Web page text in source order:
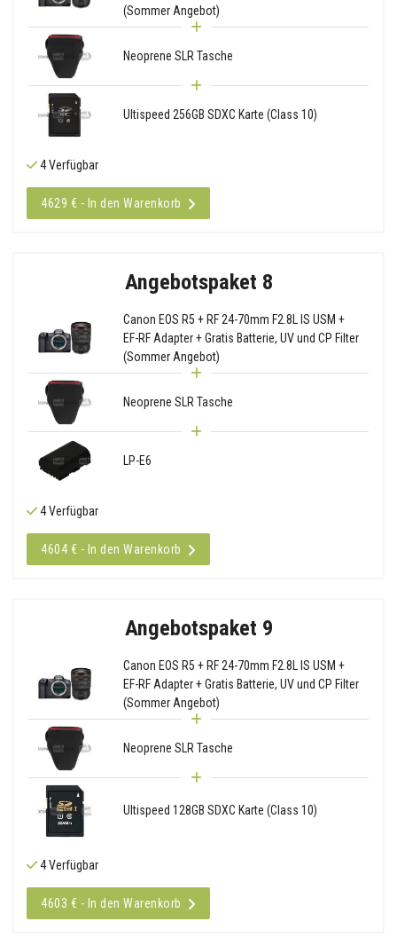
(Sommer Angebot)
Neoprene SLR Tasche
Ultispeed 256GB SDXC Karte (Class 10)
4 Verfügbar
4629 € - In den Warenkorb
Angebotspaket 8
Canon EOS R5 + RF 24-70mm F2.8L IS USM +
EF-RF Adapter + Gratis Batterie, UV und CP Filter
(Sommer Angebot)
Neoprene SLR Tasche
LP-E6
4 Verfügbar
4604 € - In den Warenkorb
Angebotspaket 9
Canon EOS R5 + RF 24-70mm F2.8L IS USM +
EF-RF Adapter + Gratis Batterie, UV und CP Filter
(Sommer Angebot)
Neoprene SLR Tasche
Ultispeed 128GB SDXC Karte (Class 10)
4 Verfügbar
4603 € - In den Warenkorb